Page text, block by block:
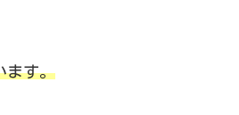
ます。